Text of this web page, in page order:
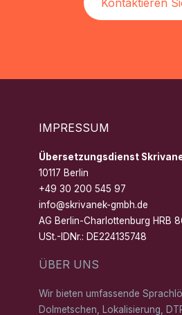
Kontaktieren
IMPRESSUM
Übersetzungsdienst
10117 Berlin
+49 30 200 545 97
info@skrivanek-gmbh.de
AG Berlin-Charlottenburg HRB
USt.-IDNr.: DE224135748
ÜBER UNS
Wir bieten umfassende
Dolmetschen, Lokalisierung,